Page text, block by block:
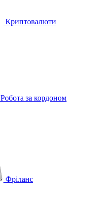
Криптовалюти
Робота за кордоном
Фріланс